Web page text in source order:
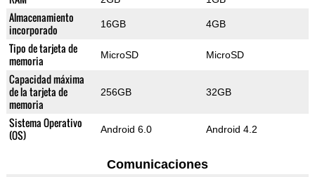
Almacenamiento
incorporado
16GB 4GB
Tipo de tarjeta de
memoria
MicroSD MicroSD
Capacidad máxima
de la tarjeta de
memoria
256GB 32GB
Sistema Operativo
(OS)
Android 6.0 Android 4.2
Comunicaciones